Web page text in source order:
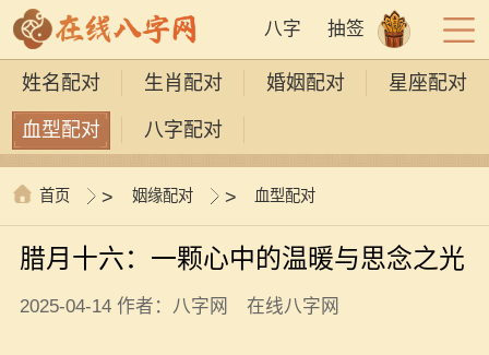
八字 抽签
姓名配对 生肖配对 婚姻配对 星座配对
血型配对 八字配对
首页 > 姻缘配对 > 血型配对
腊月十六：一颗心中的温暖与思念之光
2025-04-14 作者：八字网 在线八字网